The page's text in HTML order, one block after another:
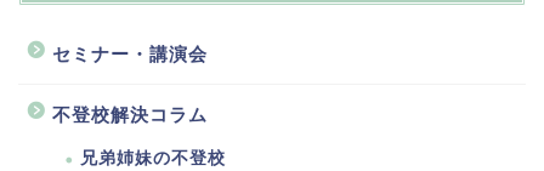
セミナー・講演会
不登校解決コラム
兄弟姉妹の不登校